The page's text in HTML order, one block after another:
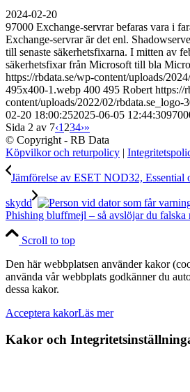
2024-02-20
97000 Exchange-servrar befaras vara i
Exchange-servrar är det enl.
till senaste säkerhetsfixarna. I mitten av
säkerhetsfixar från Microsoft till bla
https://rbdata.se/wp-content/uploads/
495x400-1.webp 400 495 Robert https://
content/uploads/2022/02/rbdata.se_logo-
02-20 18:00:252025-06-05 12:44:30
Sida 2 av 7‹1 234›»
© Copyright - RB Data
Köpvilkor och returpolicy |
Jämförelse av ESET NOD32, Essential
skydd
Phishing bluffmejl – så avslöjar du falska
Scroll to top
Den här webbplatsen använder kakor
använda vår webbplats godkänner du
dessa kakor.
Acceptera kakorLäs mer
Kakor och